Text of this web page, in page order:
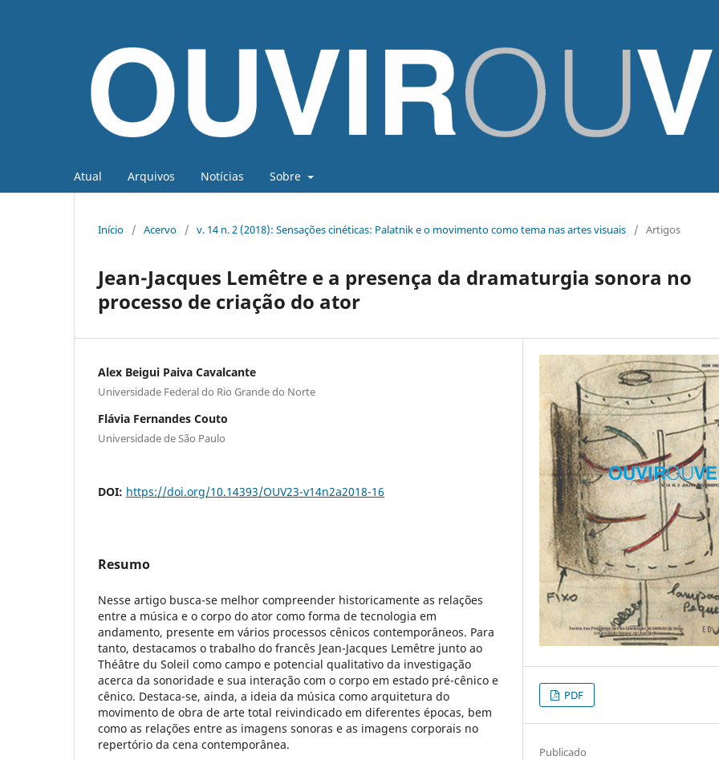
Atual Arquivos Notícias Sobre
Início / Acervo / v. 14 n. 2 (2018): Sensações cinéticas: Palatnik e o movimento como tema nas artes visuais / Artigos
Jean-Jacques Lemêtre e a presença da dramaturgia sonora no
processo de criação do ator
Alex Beigui Paiva Cavalcante
Universidade Federal do Rio Grande do Norte
Flávia Fernandes Couto
Universidade de São Paulo
DOI: https://doi.org/10.14393/OUV23-v14n2a2018-16
Resumo
Nesse artigo busca-se melhor compreender historicamente as relações
entre a música e o corpo do ator como forma de tecnologia em
andamento, presente em vários processos cênicos contemporâneos. Para
tanto, destacamos o trabalho do francês Jean-Jacques Lemêtre junto ao
Théâtre du Soleil como campo e potencial qualitativo da investigação
acerca da sonoridade e sua interação com o corpo em estado pré-cênico e
cênico. Destaca-se, ainda, a ideia da música como arquitetura do
movimento de obra de arte total reivindicado em diferentes épocas, bem
como as relações entre as imagens sonoras e as imagens corporais no
repertório da cena contemporânea.
PDF
Publicado